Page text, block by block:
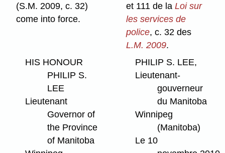
(S.M. 2009, c. 32)
come into force.
et 111 de laLoi sur
les services de
police, c. 32 des
L.M. 2009.
HIS HONOUR
PHILIP S.
LEE
Lieutenant
Governor of
the Province
of Manitoba
PHILIP S. LEE,
Lieutenant-
gouverneur
du Manitoba
Winnipeg
(Manitoba)
Le 10